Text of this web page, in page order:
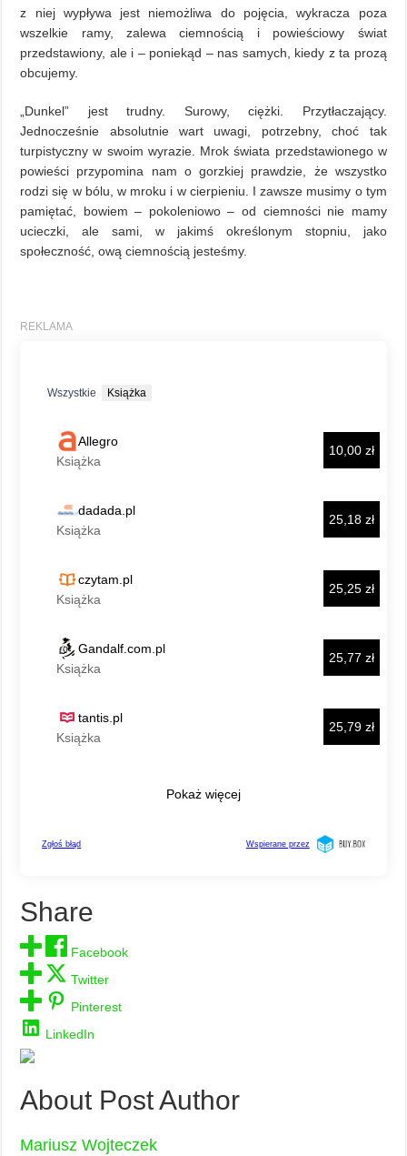
z niej wypływa jest niemożliwa do pojęcia, wykracza poza
wszelkie ramy, zalewa ciemnością i powieściowy świat
przedstawiony, ale i – poniekąd – nas samych, kiedy z ta prozą
obcujemy.
„Dunkel” jest trudny. Surowy, ciężki. Przytłaczający.
Jednocześnie absolutnie wart uwagi, potrzebny, choć tak
turpistyczny w swoim wyrazie. Mrok świata przedstawionego w
powieści przypomina nam o gorzkiej prawdzie, że wszystko
rodzi się w bólu, w mroku i w cierpieniu. I zawsze musimy o tym
pamiętać, bowiem – pokoleniowo – od ciemności nie mamy
ucieczki, ale sami, w jakimś określonym stopniu, jako
społeczność, ową ciemnością jesteśmy.
Share
Facebook
Twitter
Pinterest
LinkedIn
About Post Author
Mariusz Wojteczek